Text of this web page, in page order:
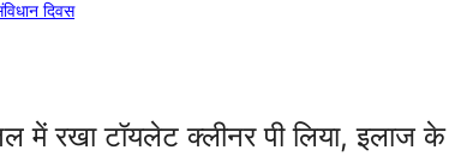
दिवस
में रखा टॉयलेट क्लीनर पी लिया, इलाज के